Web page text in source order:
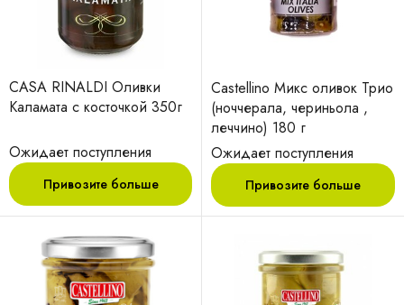
CASA RINALDI Оливки
Каламата с косточкой 350г
Ожидает поступления
Привозите больше
Castellino Микс оливок Трио
(ноччерала, чериньола ,
леччино) 180 г
Ожидает поступления
Привозите больше